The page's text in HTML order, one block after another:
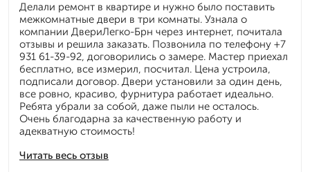
Читать весь отзыв
Делали ремонт в квартире и нужно было поставить
межкомнатные двери в три комнаты. Узнала о
компании ДвериЛегко-Брн через интернет, почитала
отзывы и решила заказать. Позвонила по телефону +7
931 61-39-92, договорились о замере. Мастер приехал
бесплатно, все измерил, посчитал. Цена устроила,
подписали договор. Двери установили за один день,
все ровно, красиво, фурнитура работает идеально.
Ребята убрали за собой, даже пыли не осталось.
Очень благодарна за качественную работу и
адекватную стоимость!